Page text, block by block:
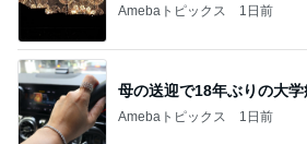
Amebaトピックス 1日前
母の送迎で18年ぶりの大学
Amebaトピックス 1日前